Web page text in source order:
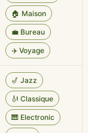
🏠 Maison
💼 Bureau
✈️ Voyage
🎷 Jazz
🎻 Classique
🎹 Electronic